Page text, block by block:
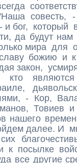
совесть,
и бог, который
да будут нам
мира для
божию и к
закон,
кто являются
- Кор,
Товиев и
нашего
далее. И
к посылке
все другие